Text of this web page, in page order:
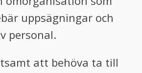
uppsägningar och
personal.
att behöva ta till